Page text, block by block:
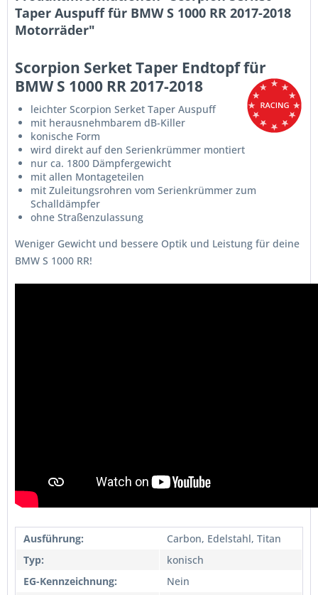
Taper Auspuff für BMW S 1000 RR 2017-2018
Motorräder"
Scorpion Serket Taper Endtopf für
BMW S 1000 RR 2017-2018
leichter Scorpion Serket Taper Auspuff
mit herausnehmbarem dB-Killer
konische Form
wird direkt auf den Serienkrümmer montiert
nur ca. 1800 Dämpfergewicht
mit allen Montageteilen
mit Zuleitungsrohren vom Serienkrümmer zum
Schalldämpfer
ohne Straßenzulassung
Weniger Gewicht und bessere Optik und Leistung für deine
BMW S 1000 RR!
Ausführung:
Carbon, Edelstahl, Titan
Typ:
konisch
EG-Kennzeichnung:
Nein